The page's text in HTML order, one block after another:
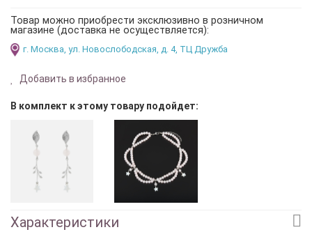
Товар можно приобрести эксклюзивно в розничном
магазине (доставка не осуществляется):
г. Москва, ул. Новослободская, д. 4, ТЦ Дружба
Добавить в избранное
В комплект к этому товару подойдет:
Характеристики